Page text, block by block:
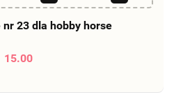
nr 23 dla hobby horse
15.00